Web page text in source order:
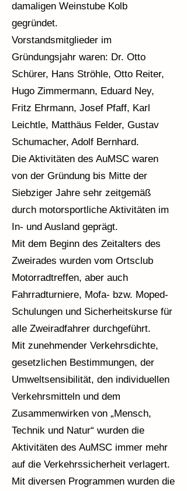
damaligen Weinstube Kolb
gegründet.
Vorstandsmitglieder im
Gründungsjahr waren: Dr. Otto
Schürer, Hans Ströhle, Otto Reiter,
Hugo Zimmermann, Eduard Ney,
Fritz Ehrmann, Josef Pfaff, Karl
Leichtle, Matthäus Felder, Gustav
Schumacher, Adolf Bernhard.
Die Aktivitäten des AuMSC waren
von der Gründung bis Mitte der
Siebziger Jahre sehr zeitgemäß
durch motorsportliche Aktivitäten im
In- und Ausland geprägt.
Mit dem Beginn des Zeitalters des
Zweirades wurden vom Ortsclub
Motorradtreffen, aber auch
Fahrradturniere, Mofa- bzw. Moped-
Schulungen und Sicherheitskurse für
alle Zweiradfahrer durchgeführt.
Mit zunehmender Verkehrsdichte,
gesetzlichen Bestimmungen, der
Umweltsensibilität, den individuellen
Verkehrsmitteln und dem
Zusammenwirken von „Mensch,
Technik und Natur“ wurden die
Aktivitäten des AuMSC immer mehr
auf die Verkehrssicherheit verlagert.
Mit diversen Programmen wurden die